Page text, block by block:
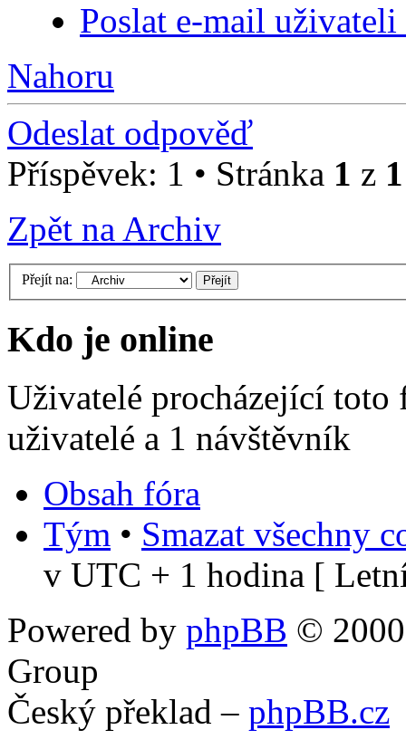
Poslat e-mail
Nahoru
Odeslat odpověď
Příspěvek: 1 • Stránka 1 z 1
Zpět na Archiv
Přejít na:
Kdo je online
Uživatelé procházející
uživatelé a 1 návštěvník
Obsah fóra
Tým • Smazat všechny
v UTC + 1 hodina [
Powered by phpBB ©
Group
Český překlad – phpBB.cz